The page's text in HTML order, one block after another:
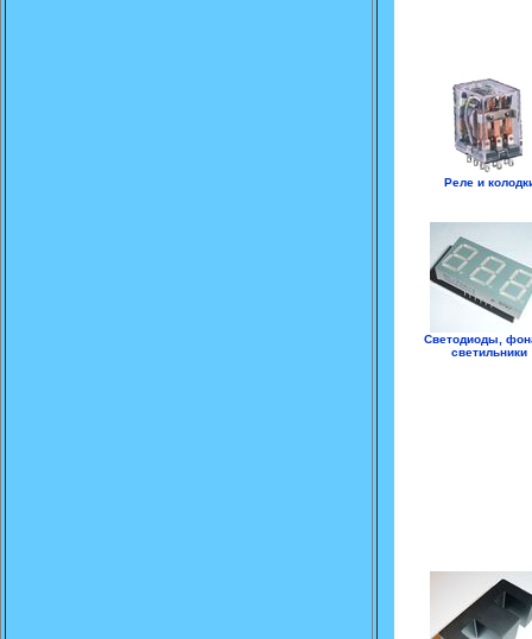
Реле и
Светодиоды,
светильники